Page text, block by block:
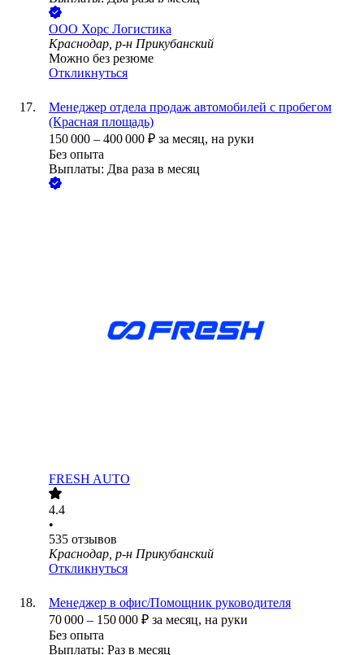
ООО Хорс Логистика
Краснодар, р-н Прикубанский
Можно без резюме
Откликнуться
Менеджер отдела продаж автомобилей с пробегом
(Красная площадь)
150 000 – 400 000 ₽ за месяц, на руки
Без опыта
Выплаты: Два раза в месяц
FRESH AUTO
4.4
•
535 отзывов
Краснодар, р-н Прикубанский
Откликнуться
Менеджер в офис/Помощник руководителя
70 000 – 150 000 ₽ за месяц, на руки
Без опыта
Выплаты: Раз в месяц